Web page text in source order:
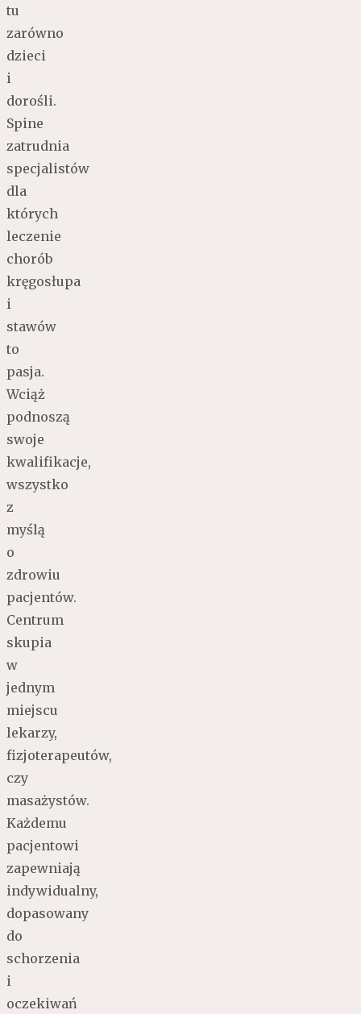
tu
zarówno
dzieci
i
dorośli.
Spine
zatrudnia
specjalistów
dla
których
leczenie
chorób
kręgosłupa
i
stawów
to
pasja.
Wciąż
podnoszą
swoje
kwalifikacje,
wszystko
z
myślą
o
zdrowiu
pacjentów.
Centrum
skupia
w
jednym
miejscu
lekarzy,
fizjoterapeutów,
czy
masażystów.
Każdemu
pacjentowi
zapewniają
indywidualny,
dopasowany
do
schorzenia
i
oczekiwań